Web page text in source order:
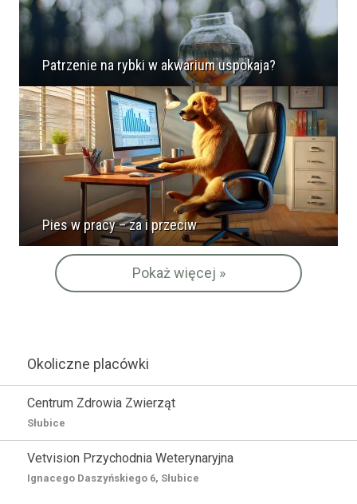
Patrzenie na rybki w akwarium uspokaja?
Pies w pracy – za i przeciw
Pokaż więcej »
Okoliczne placówki
Centrum Zdrowia Zwierząt
Słubice
Vetvision Przychodnia Weterynaryjna
Ignacego Daszyńskiego 6, Słubice